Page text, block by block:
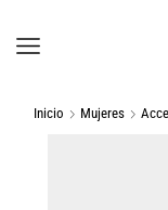
Inicio Mujeres